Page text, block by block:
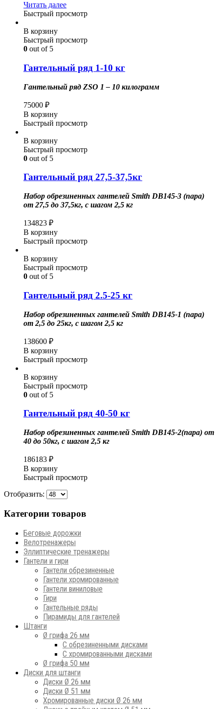
Читать далее
Быстрый просмотр
В корзину
Быстрый просмотр
0 out of 5
Гантельный ряд 1-10 кг
Гантельный ряд ZSO 1 – 10 килограмм
75000 ₽
В корзину
Быстрый просмотр
В корзину
Быстрый просмотр
0 out of 5
Гантельный ряд 27,5-37,5кг
Набор обрезиненных гантелей Smith DB145-3 (пара)
от 27,5 до 37,5кг, с шагом 2,5 кг
134823 ₽
В корзину
Быстрый просмотр
В корзину
Быстрый просмотр
0 out of 5
Гантельный ряд 2.5-25 кг
Набор обрезиненных гантелей Smith DB145-1 (пара)
от 2,5 до 25кг, с шагом 2,5 кг
138600 ₽
В корзину
Быстрый просмотр
В корзину
Быстрый просмотр
0 out of 5
Гантельный ряд 40-50 кг
Набор обрезиненных гантелей Smith DB145-2(пара) от
40 до 50кг, с шагом 2,5 кг
186183 ₽
В корзину
Быстрый просмотр
Отобразить:
Категории товаров
Беговые дорожки
Велотренажеры
Эллиптические тренажеры
Гантели и гири
Гантели обрезиненные
Гантели хромированные
Гантели виниловые
Гири
Гантельные ряды
Пирамиды для гантелей
Штанги
Ø грифа 26 мм
С обрезиненными дисками
С хромированными дисками
Ø грифа 50 мм
Диски для штанги
Диски Ø 26 мм
Диски Ø 51 мм
Хромированные диски Ø 26 мм